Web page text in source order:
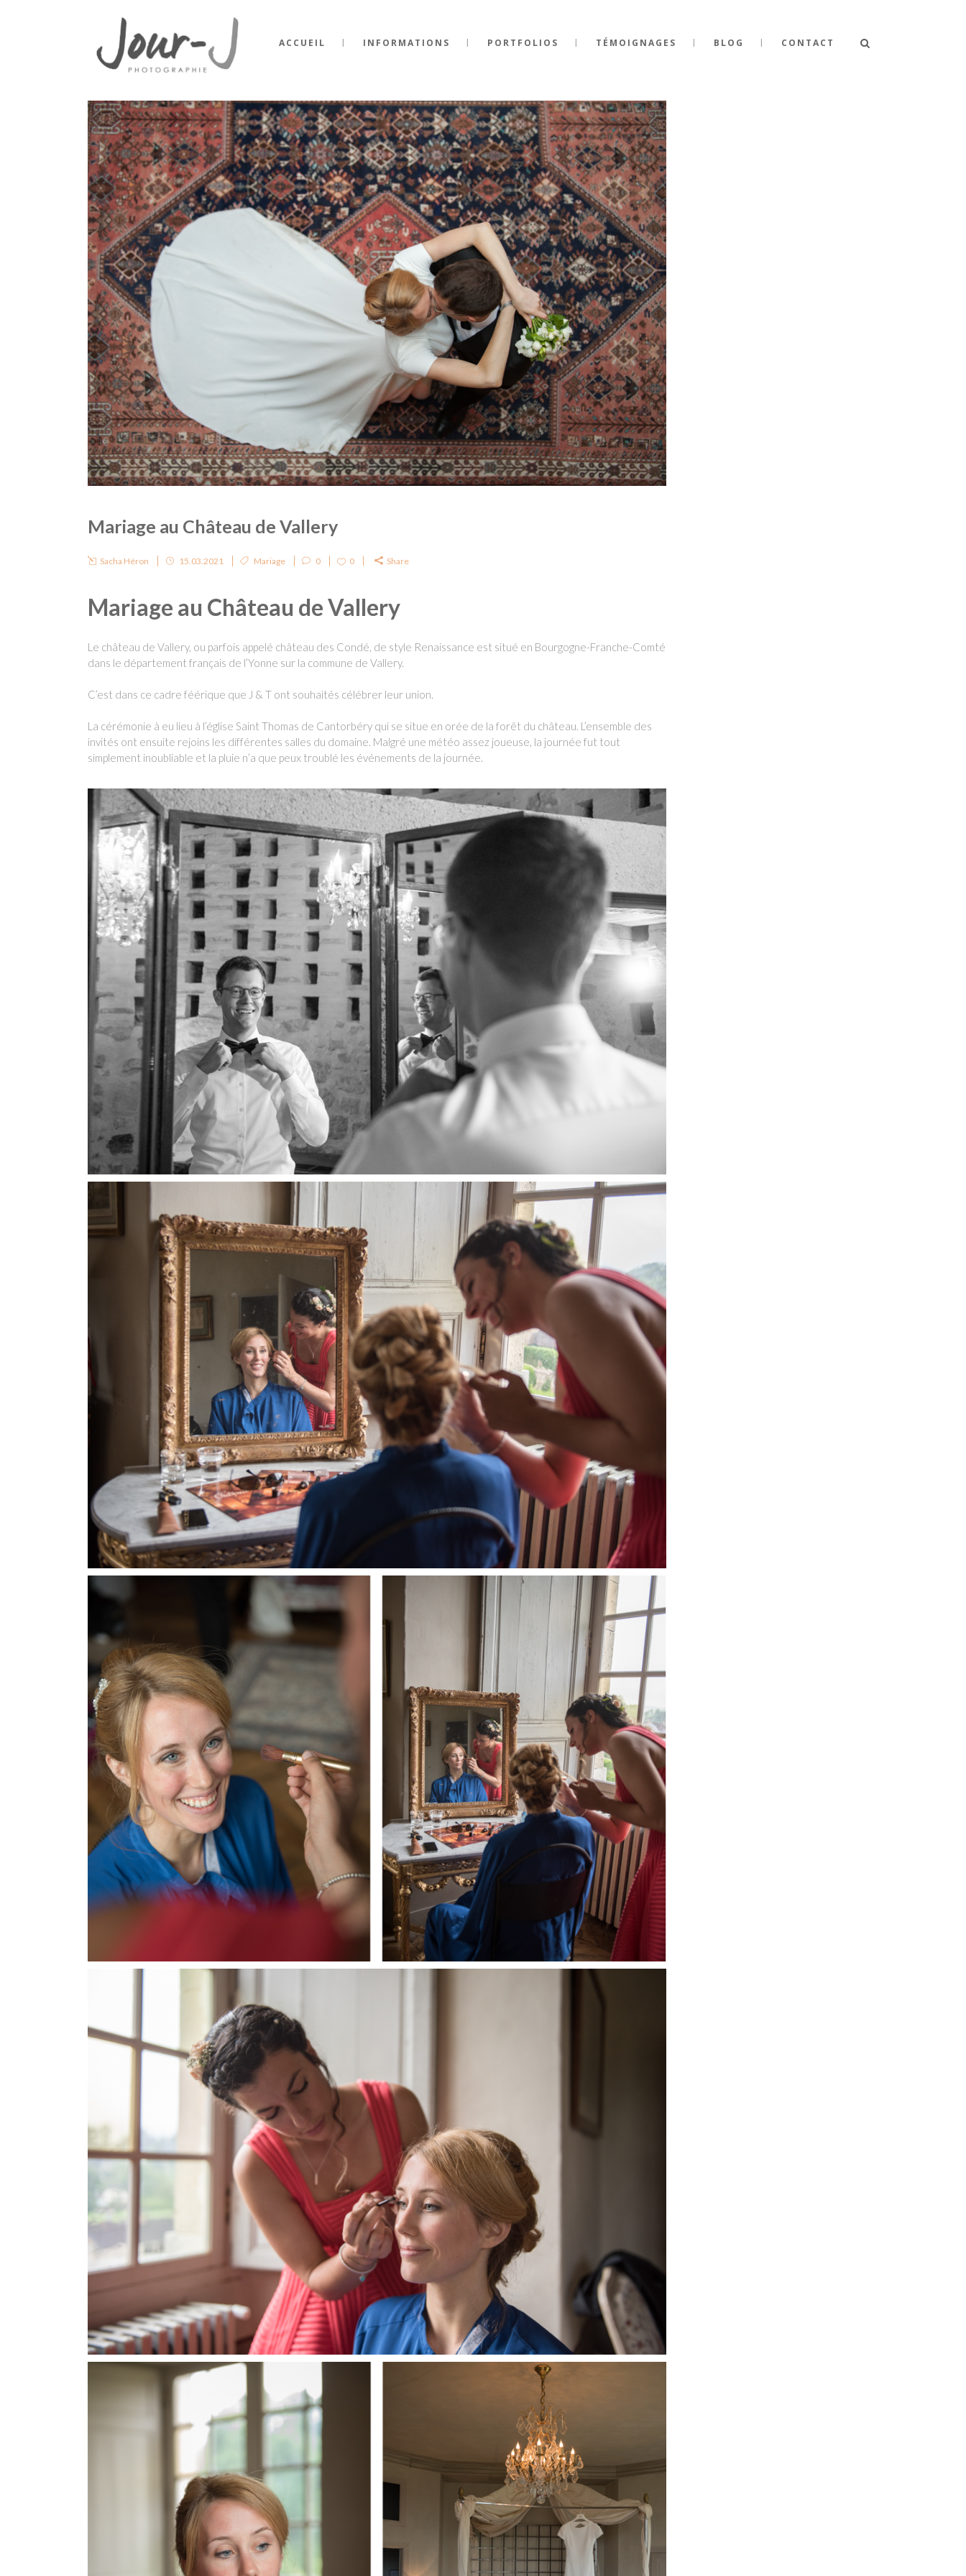
ACCUEIL INFORMATIONS PORTFOLIOS TÉMOIGNAGES BLOG CONTACT
Mariage au Château de Vallery
Sacha Héron 15.03.2021 Mariage 0 0 Share
Mariage au Château de Vallery
Le château de Vallery, ou parfois appelé château des Condé, de style Renaissance est situé en Bourgogne-Franche-Comté
dans le département français de l’Yonne sur la commune de Vallery.
C’est dans ce cadre féérique que J & T ont souhaités célébrer leur union.
La cérémonie à eu lieu à l’église Saint Thomas de Cantorbéry qui se situe en orée de la forêt du château. L’ensemble des
invités ont ensuite rejoins les différentes salles du domaine. Malgré une météo assez joueuse, la journée fut tout
simplement inoubliable et la pluie n’a que peux troublé les événements de la journée.